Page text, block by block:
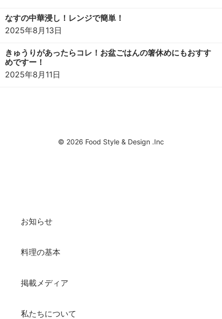
なすの中華浸し！レンジで簡単！
2025年8月13日
きゅうりがあったらコレ！お盆ごはんの箸休めにもおすす
めですー！
2025年8月11日
© 2026 Food Style & Design .Inc
お知らせ
料理の基本
掲載メディア
私たちについて